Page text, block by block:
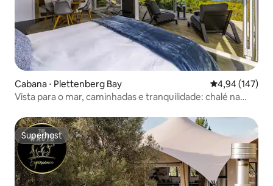
Cabana ⋅ Plettenberg Bay 4,94 de uma
4,94 (147)
Vista para o mar, caminhadas e tranquilidade: chalé na
Superhost
Superhost